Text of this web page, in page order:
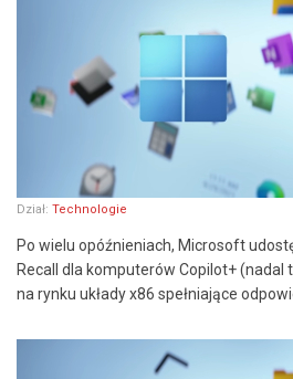
Dział: Technologie
Po wielu opóźnieniach, Microsoft
Recall dla komputerów Copilot+ (nadal
na rynku układy x86 spełniające